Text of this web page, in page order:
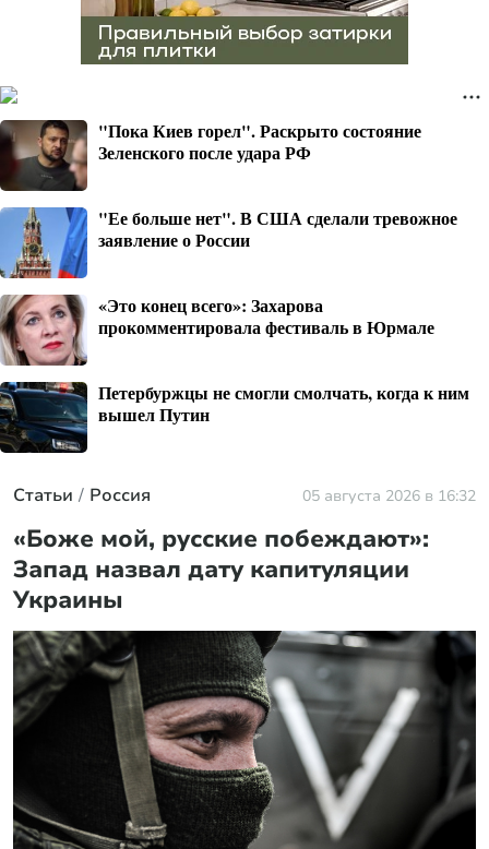
"Пока Киев горел". Раскрыто состояние
Зеленского после удара РФ
"Ее больше нет". В США сделали тревожное
заявление о России
«Это конец всего»: Захарова
прокомментировала фестиваль в Юрмале
Петербуржцы не смогли смолчать, когда к ним
вышел Путин
Статьи Россия 05 августа 2026 в 16:32
«Боже мой, русские побеждают»:
Запад назвал дату капитуляции
Украины